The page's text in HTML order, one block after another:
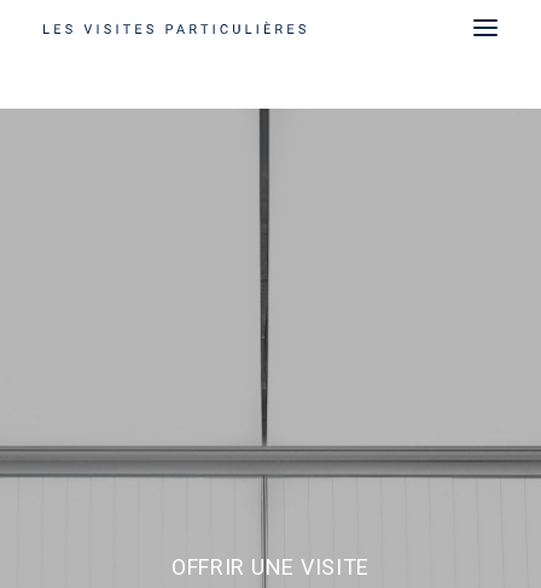
OFFRIR UNE VISITE